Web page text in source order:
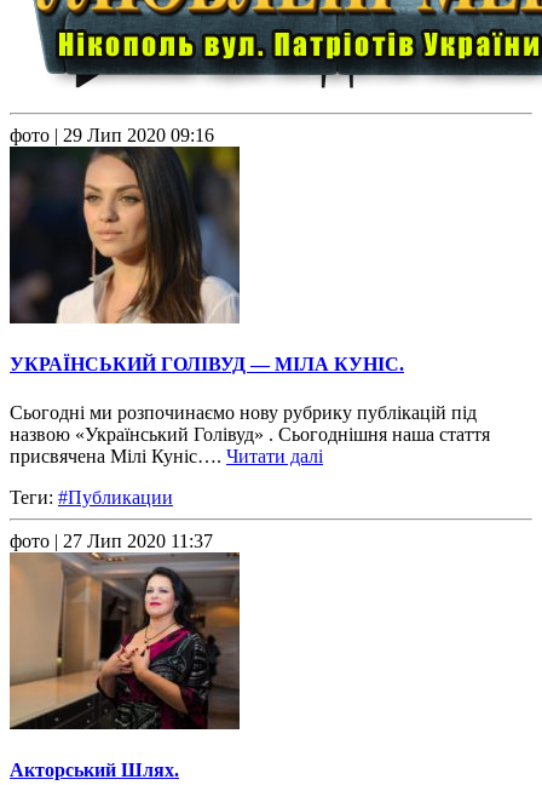
фото | 29 Лип 2020 09:16
УКРАЇНСЬКИЙ ГОЛІВУД — МІЛА КУНІС.
Сьогодні ми розпочинаємо нову рубрику публікацій під
назвою «Український Голівуд» . Сьогоднішня наша стаття
присвячена Мілі Куніс…. Читати далі
Теги: #Публикации
фото | 27 Лип 2020 11:37
Акторський Шлях.